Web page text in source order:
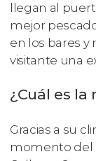
llegan al
mejor
en los bares y
visitante una
¿Cuál es
Gracias a su
momento del